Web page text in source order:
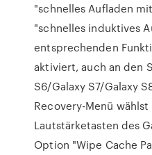
"schnelles Aufladen
"schnelles induktives
entsprechenden
aktiviert, auch an den
S6/Galaxy S7/Galaxy
Recovery-Menü
Lautstärketasten des
Option "Wipe Cache